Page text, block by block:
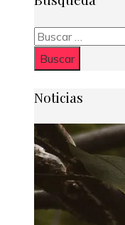
Buscar:
Noticias